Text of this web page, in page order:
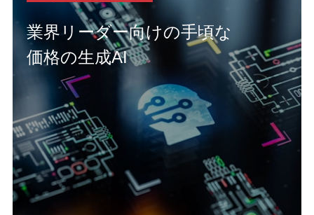
業界リーダー向けの手頃な
価格の生成AI